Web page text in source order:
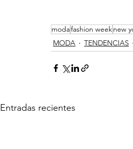
modafashion weeknew
MODA
TENDENCIAS
Entradas recientes